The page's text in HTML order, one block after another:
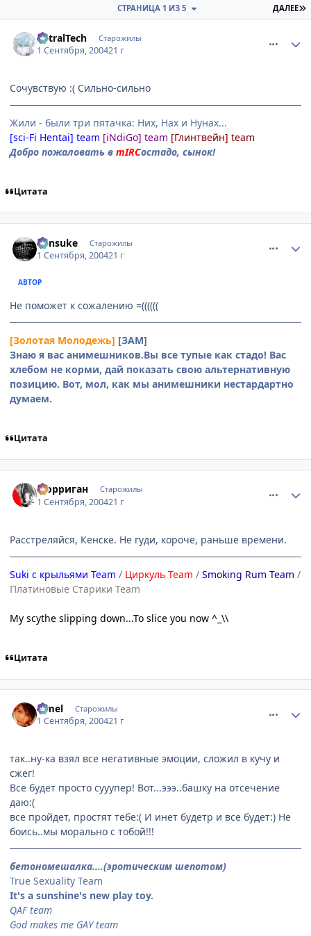
ДАЛЕЕ
СТРАНИЦА 1 ИЗ 5
AstralTech Старожилы
1 Сентября, 200421 г
Сочувствую :( Сильно-сильно
Жили - были три пятачка: Них, Нах и Нунах...
[sci-Fi Hentai] team [iNdiGo] team [Глинтвейн] team
Добро пожаловать в mIRCостадо, сынок!
Цитата
Kensuke Старожилы
1 Сентября, 200421 г
АВТОР
Не поможет к сожалению =((((((
[Золотая Молодежь] [ЗАМ]
Знаю я вас анимешников.Вы все тупые как стадо! Вас
хлебом не корми, дай показать свою альтернативную
позицию. Вот, мол, как мы анимешники нестардартно
думаем.
Цитата
Морриган Старожилы
1 Сентября, 200421 г
Расстреляйся, Кенске. Не гуди, короче, раньше времени.
Suki с крыльями Team / Циркуль Team / Smoking Rum Team /
Платиновые Старики Team
My scythe slipping down...To slice you now ^_\\
Цитата
Limel Старожилы
1 Сентября, 200421 г
так..ну-ка взял все негативные эмоции, сложил в кучу и
сжег!
Все будет просто сууупер! Вот...эээ..башку на отсечение
даю:(
все пройдет, простят тебе:( И инет будетр и все будет:) Не
боись..мы морально с тобой!!!
бетономешалка....(эротическим шепотом)
True Sexuality Team
It's a sunshine's new play toy.
QAF team
God makes me GAY team